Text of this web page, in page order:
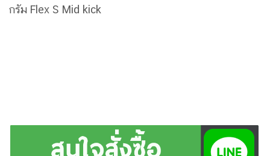
กรัม Flex S Mid kick